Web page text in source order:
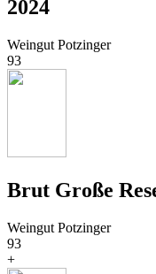
2024
Weingut Potzinger
93
Brut Große
Weingut Potzinger
93
+